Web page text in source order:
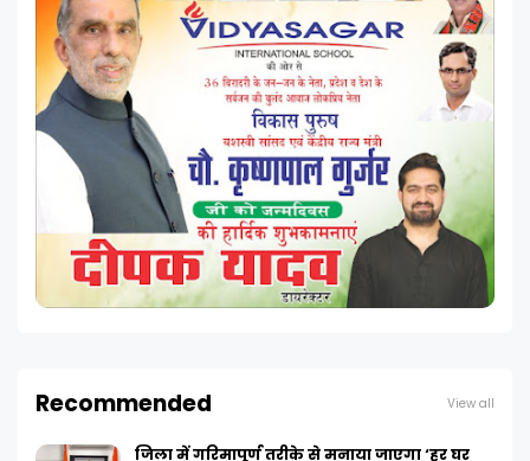
Recommended View all
जिला में गरिमापूर्ण तरीके से मनाया जाएगा ‘हर घर